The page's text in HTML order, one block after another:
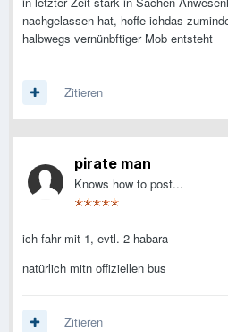
nachgelassen hat, hoffe ichdas
halbwegs vernünbftiger Mob entsteht
Zitieren
pirate man
Knows how to post...
ich fahr mit 1, evtl. 2 habara
natürlich mitn offiziellen bus
Zitieren